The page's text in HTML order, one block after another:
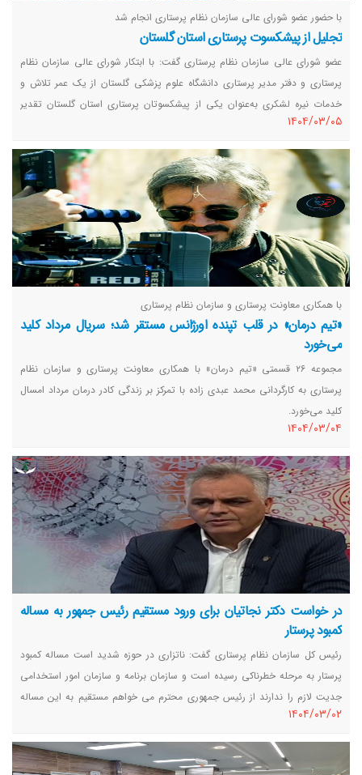
با حضور عضو شورای عالی سازمان نظام پرستاری انجام شد
تجلیل از پیشکسوت پرستاری استان گلستان
عضو شورای عالی سازمان نظام پرستاری گفت: با ابتکار شورای عالی سازمان نظام
پرستاری و دفتر مدیر پرستاری دانشگاه علوم پزشکی گلستان از یک عمر تلاش و
خدمات نیره لشکری به‌عنوان یکی از پیشکسوتان پرستاری استان گلستان تقدیر
شد.
١٤٠٤/٠٣/٠٥
با همکاری معاونت پرستاری و سازمان نظام پرستاری
«تیم درمان» در قلب تپنده اورژانس مستقر شد؛ سریال مرداد کلید
می‌خورد
مجموعه ۲۶ قسمتی «تیم درمان» با همکاری معاونت پرستاری و سازمان نظام
پرستاری به کارگردانی محمد عبدی زاده با تمرکز بر زندگی کادر درمان مرداد امسال
کلید می‌خورد.
١٤٠٤/٠٣/٠٤
در خواست دکتر نجاتیان برای ورود مستقیم رئیس جمهور به مساله
کمبود پرستار
رئیس کل سازمان نظام پرستاری گفت: ناتزاری در حوزه شدید است مساله کمبود
پرستار به مرحله خطرناکی رسیده است و سازمان برنامه و سازمان امور استخدامی
جدیت لازم را ندارند از رئیس جمهوری محترم می خواهم مستقیم به این مساله
ورود کنند.
١٤٠٤/٠٣/٠٢